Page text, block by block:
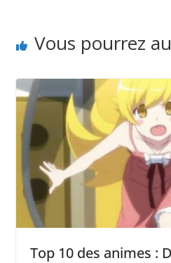
Vous pourrez
Top 10 des animes :